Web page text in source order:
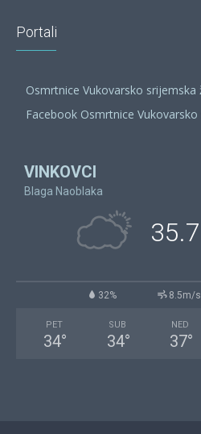
Portali
Osmrtnice Vukovarsko srijemska
Facebook Osmrtnice
VINKOVCI
Blaga Naoblaka
35.7
32% 8.5m/s
PET
34°
SUB
34°
NED
37°